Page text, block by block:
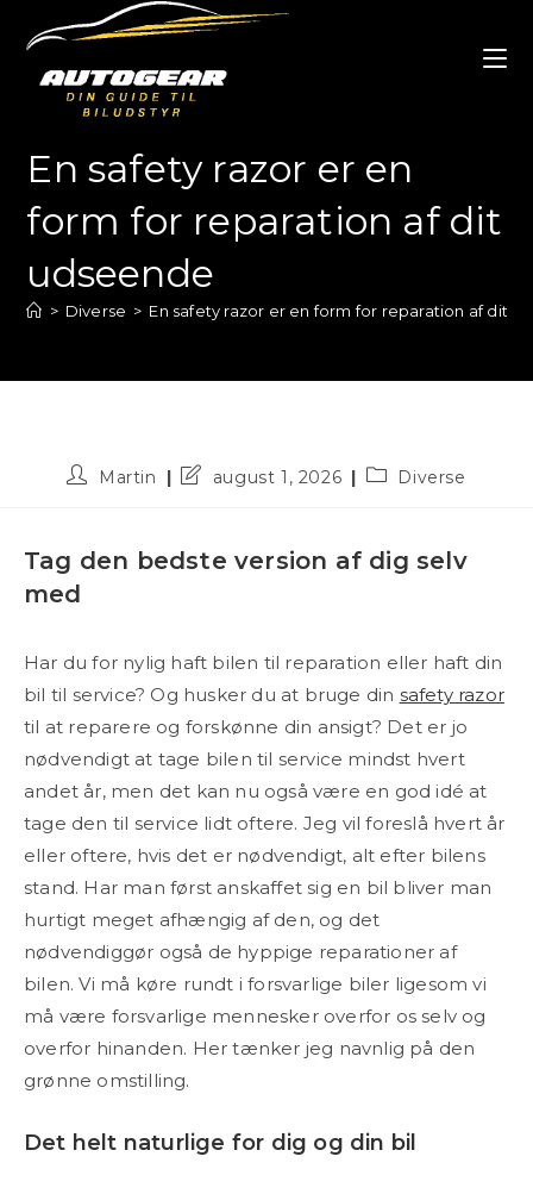
content
En safety razor er en
form for reparation af dit
udseende
> Diverse > En safety razor er en form for reparation af dit
PostMartin
Postaugust 1, 2026
PostDiverse
Tag den bedste version af dig selv
med
Har du for nylig haft bilen til reparation eller haft din
bil til service? Og husker du at bruge din safety razor
til at reparere og forskønne din ansigt? Det er jo
nødvendigt at tage bilen til service mindst hvert
andet år, men det kan nu også være en god idé at
tage den til service lidt oftere. Jeg vil foreslå hvert år
eller oftere, hvis det er nødvendigt, alt efter bilens
stand. Har man først anskaffet sig en bil bliver man
hurtigt meget afhængig af den, og det
nødvendiggør også de hyppige reparationer af
bilen. Vi må køre rundt i forsvarlige biler ligesom vi
må være forsvarlige mennesker overfor os selv og
overfor hinanden. Her tænker jeg navnlig på den
grønne omstilling.
Det helt naturlige for dig og din bil